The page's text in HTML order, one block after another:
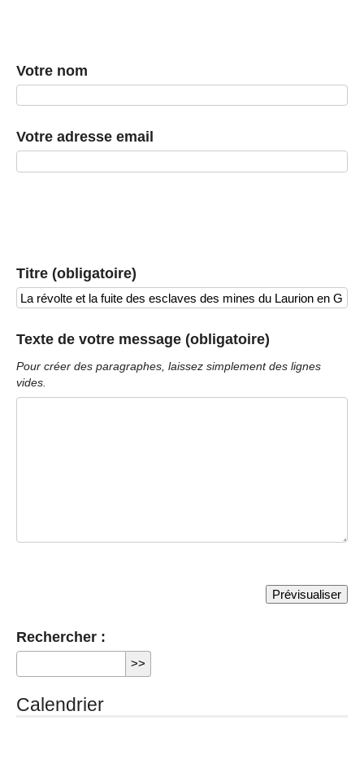
Votre nom
Votre adresse email
Titre (obligatoire)
Texte de votre message (obligatoire)
Pour créer des paragraphes, laissez simplement des lignes
vides.
Rechercher :
Calendrier